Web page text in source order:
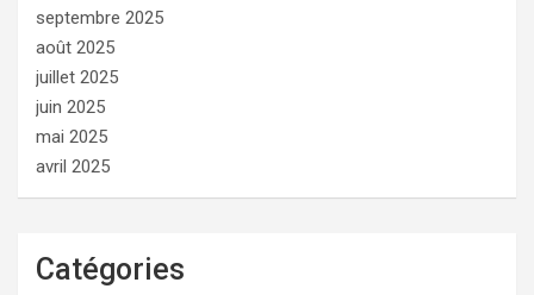
septembre 2025
août 2025
juillet 2025
juin 2025
mai 2025
avril 2025
Catégories